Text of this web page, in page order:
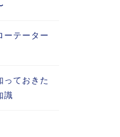
ーテーター
っておきた
識